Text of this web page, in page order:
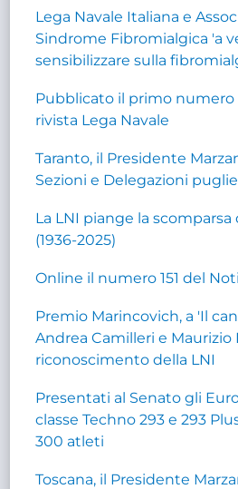
Lega Navale Italiana e
Sindrome Fibromialgica 'a
sensibilizzare sulla
Pubblicato il primo numero
rivista Lega Navale
Taranto, il Presidente
Sezioni e Delegazioni
La LNI piange la scomparsa
(1936-2025)
Online il numero 151 del
Premio Marincovich, a 'Il
Andrea Camilleri e Maurizio
riconoscimento della LNI
Presentati al Senato gli
classe Techno 293 e 293
300 atleti
Toscana, il Presidente